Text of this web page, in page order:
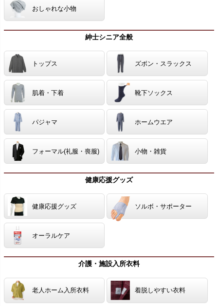
おしゃれな小物
紳士シニア全般
トップス ズボン・スラックス
肌着・下着 靴下ソックス
パジャマ ホームウエア
フォーマル(礼服・喪服) 小物・雑貨
健康応援グッズ
健康応援グッズ ソルボ・サポーター
オーラルケア
介護・施設入所衣料
老人ホーム入所衣料 着脱しやすい衣料